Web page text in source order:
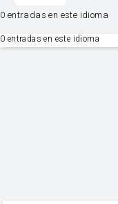
0 entradas en este idioma
0 entradas en este idioma